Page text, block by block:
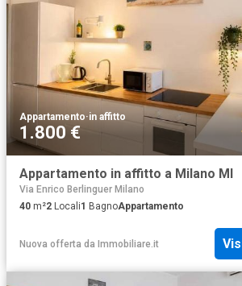
Appartamento·in affitto
1.800 €
Appartamento in affitto a Milano MI
Via Enrico Berlinguer Milano
40 m²2 Locali1 BagnoAppartamento
Nuova offerta da Immobiliare.it